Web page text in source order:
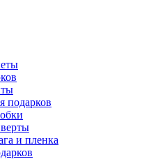
подарков
и пленка